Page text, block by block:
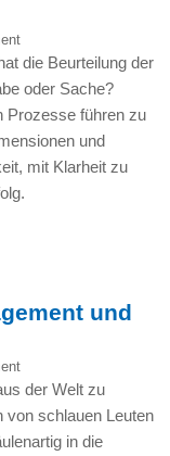
die Beurteilung der
oder Sache?
Prozesse führen zu
und
mit Klarheit zu
und
der Welt zu
von schlauen Leuten
in die